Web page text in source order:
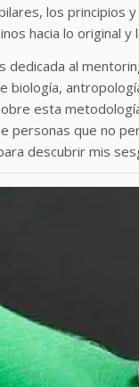
los principios
hacia lo original y
dedicada al
biología,
esta
personas que no
descubrir mis